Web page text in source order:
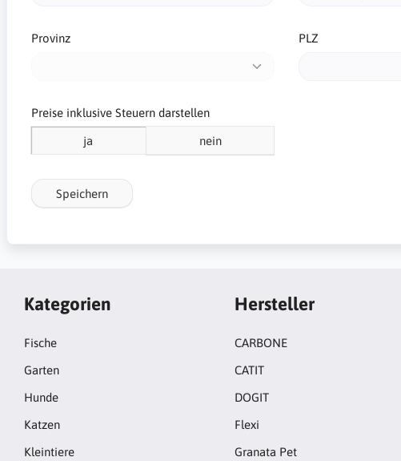
Provinz PLZ
Preise inklusive Steuern darstellen
ja nein
Speichern
Kategorien
Fische
Garten
Hunde
Katzen
Kleintiere
Hersteller
CARBONE
CATIT
DOGIT
Flexi
Granata Pet